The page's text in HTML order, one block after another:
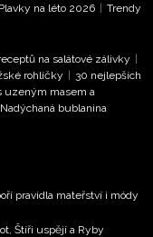
Plavky na léto 2026 | Trendy
na salátové zálivky |
rohlíčky | 30 nejlepších
uzeným masem a
Nadýchaná bublanina
pravidla mateřství i módy
Štíři uspějí a Ryby